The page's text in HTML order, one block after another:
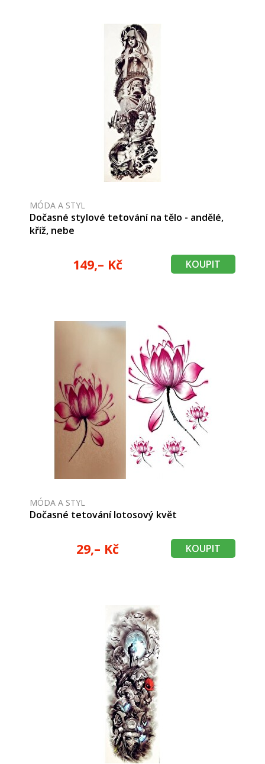
MÓDA A STYL
Dočasné stylové tetování na tělo - andělé,
kříž, nebe
149,– Kč KOUPIT
MÓDA A STYL
Dočasné tetování lotosový květ
29,– Kč KOUPIT